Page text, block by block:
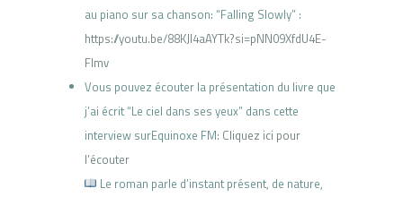
au piano sur sa chanson: “Falling Slowly” :
https://youtu.be/88KJl4aAYTk?si=pNN09XfdU4E-
Flmv
Vous pouvez écouter la présentation du livre que
j’ai écrit “Le ciel dans ses yeux” dans cette
interview surEquinoxe FM: Cliquez ici pour
l’écouter
Le roman parle d’instant présent, de nature,